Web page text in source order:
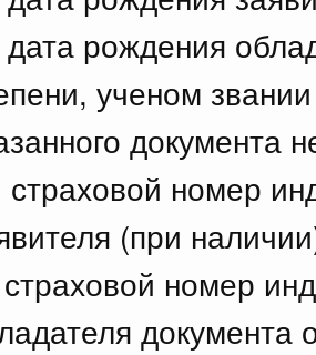
рождения
ученом
документа
номер
(при
номер
документа